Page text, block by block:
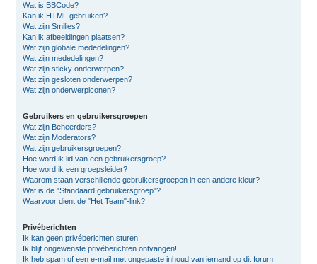
Wat is BBCode?
Kan ik HTML gebruiken?
Wat zijn Smilies?
Kan ik afbeeldingen plaatsen?
Wat zijn globale mededelingen?
Wat zijn mededelingen?
Wat zijn sticky onderwerpen?
Wat zijn gesloten onderwerpen?
Wat zijn onderwerpiconen?
Gebruikers en gebruikersgroepen
Wat zijn Beheerders?
Wat zijn Moderators?
Wat zijn gebruikersgroepen?
Hoe word ik lid van een gebruikersgroep?
Hoe word ik een groepsleider?
Waarom staan verschillende gebruikersgroepen in een andere kleur?
Wat is de "Standaard gebruikersgroep"?
Waarvoor dient de "Het Team"-link?
Privéberichten
Ik kan geen privéberichten sturen!
Ik blijf ongewenste privéberichten ontvangen!
Ik heb spam of een e-mail met ongepaste inhoud van iemand op dit forum